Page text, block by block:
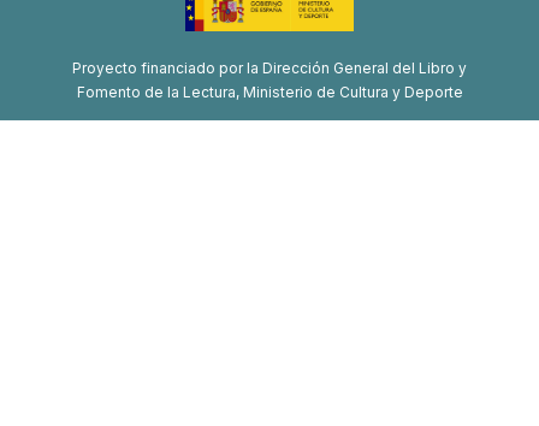
Proyecto financiado por la Dirección General del Libro y
Fomento de la Lectura, Ministerio de Cultura y Deporte